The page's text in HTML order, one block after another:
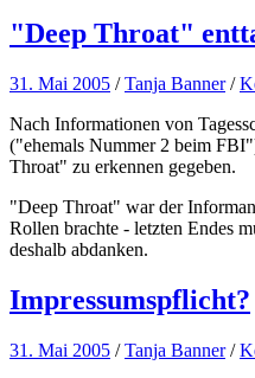
"Deep Throat"
31. Mai 2005 /Tanja Banner /
Nach Informationen von
("ehemals Nummer 2 beim
Throat" zu erkennen gegeben.
"Deep Throat" war der
Rollen brachte - letzten Endes
deshalb abdanken.
Impressumspflicht?
31. Mai 2005 /Tanja Banner /